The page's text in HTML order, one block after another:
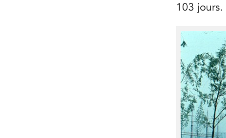
103